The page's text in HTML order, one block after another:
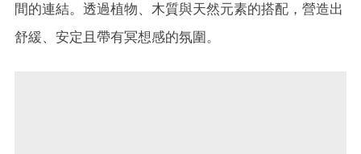
間的連結。透過植物、木質與天然元素的搭配，營造出
舒緩、安定且帶有冥想感的氛圍。